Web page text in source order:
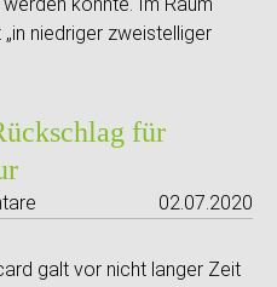
niedriger zweistelliger
für
02.07.2020
galt vor nicht langer Zeit